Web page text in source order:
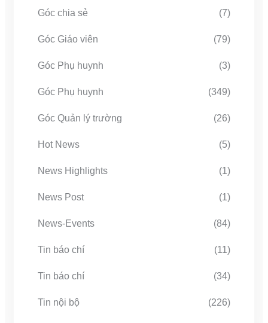
Góc chia sẻ (7)
Góc Giáo viên (79)
Góc Phụ huynh (3)
Góc Phụ huynh (349)
Góc Quản lý trường (26)
Hot News (5)
News Highlights (1)
News Post (1)
News-Events (84)
Tin báo chí (11)
Tin báo chí (34)
Tin nội bộ (226)